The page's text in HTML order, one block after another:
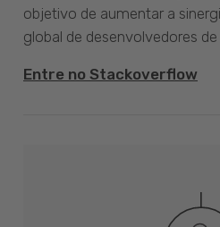
objetivo de aumentar a
global de desenvolvedores
Entre no Stackoverflow